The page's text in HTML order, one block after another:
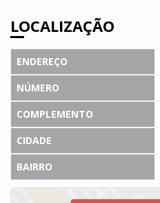
LOCALIZAÇÃO
ENDEREÇO
NÚMERO
COMPLEMENTO
CIDADE
BAIRRO